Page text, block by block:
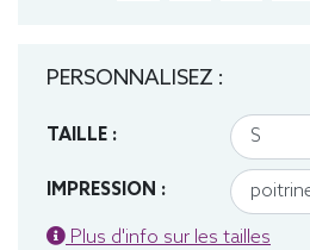
PERSONNALISEZ :
TAILLE :
IMPRESSION :
Plus d'info sur les tailles